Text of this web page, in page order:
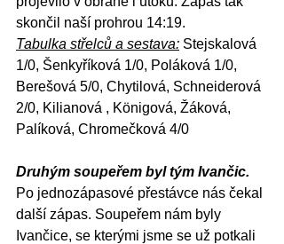
skončil naší prohrou 14:19.
Tabulka střelců a sestava: Stejskalová
1/0, Šenkyříková 1/0, Poláková 1/0,
Berešová 5/0, Chytilová, Schneiderová
2/0, Kilianová , Königová, Žáková,
Palíková, Chromečková 4/0
Druhým soupeřem byl tým Ivančic.
Po jednozápasové přestávce nás čekal
další zápas. Soupeřem nám byly
Ivančice, se kterými jsme se už potkali